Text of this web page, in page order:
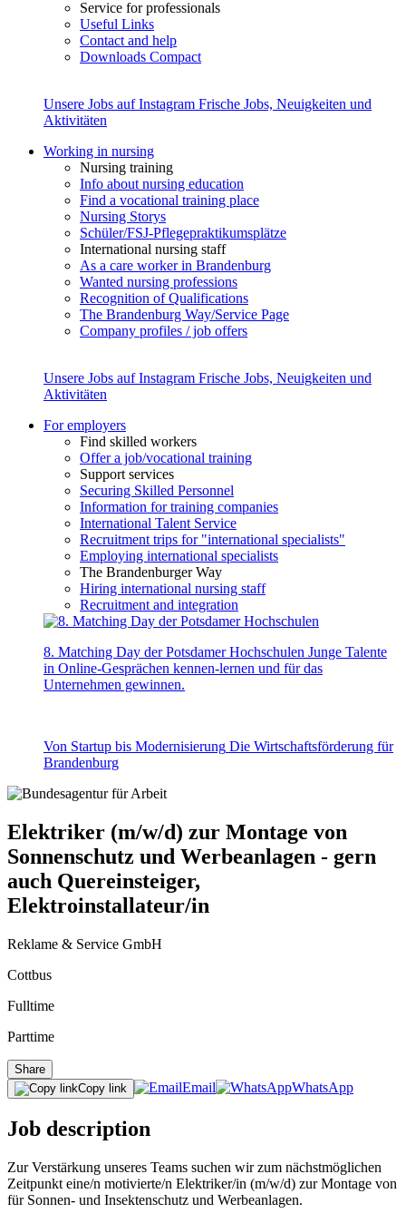
Service for professionals
Useful Links
Contact and help
Downloads Compact
Unsere Jobs auf Instagram Frische Jobs, Neuigkeiten und
Aktivitäten
Working in nursing
Nursing training
Info about nursing education
Find a vocational training place
Nursing Storys
Schüler/FSJ-Pflegepraktikumsplätze
International nursing staff
As a care worker in Brandenburg
Wanted nursing professions
Recognition of Qualifications
The Brandenburg Way/Service Page
Company profiles / job offers
Unsere Jobs auf Instagram Frische Jobs, Neuigkeiten und
Aktivitäten
For employers
Find skilled workers
Offer a job/vocational training
Support services
Securing Skilled Personnel
Information for training companies
International Talent Service
Recruitment trips for "international specialists"
Employing international specialists
The Brandenburger Way
Hiring international nursing staff
Recruitment and integration
8. Matching Day der Potsdamer Hochschulen Junge Talente
in Online-Gesprächen kennen-lernen und für das
Unternehmen gewinnen.
Von Startup bis Modernisierung Die Wirtschaftsförderung für
Brandenburg
Elektriker (m/w/d) zur Montage von
Sonnenschutz und Werbeanlagen - gern
auch Quereinsteiger,
Elektroinstallateur/in
Reklame & Service GmbH
Cottbus
Fulltime
Parttime
Share
Copy link
Email WhatsApp
Job description
Zur Verstärkung unseres Teams suchen wir zum nächstmöglichen
Zeitpunkt eine/n motivierte/n Elektriker/in (m/w/d) zur Montage von
für Sonnen- und Insektenschutz und Werbeanlagen.